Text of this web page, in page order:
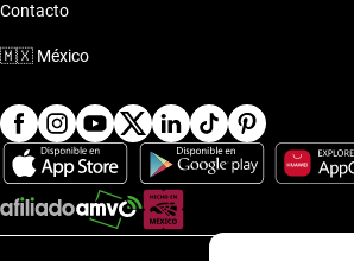
Contacto
🇲🇽 México